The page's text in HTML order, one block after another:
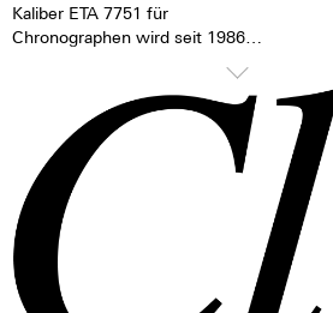
Kaliber ETA 7751 für
Chronographen wird seit 1986
Mondphasenanzeige ist
kennzeichnend für dieses
Kaliber. Die Mondphasen
können über eine
Schnellkorrektur justiert werde
TOP Ausführung
Chronograph-Mechanismus mit
Nocken